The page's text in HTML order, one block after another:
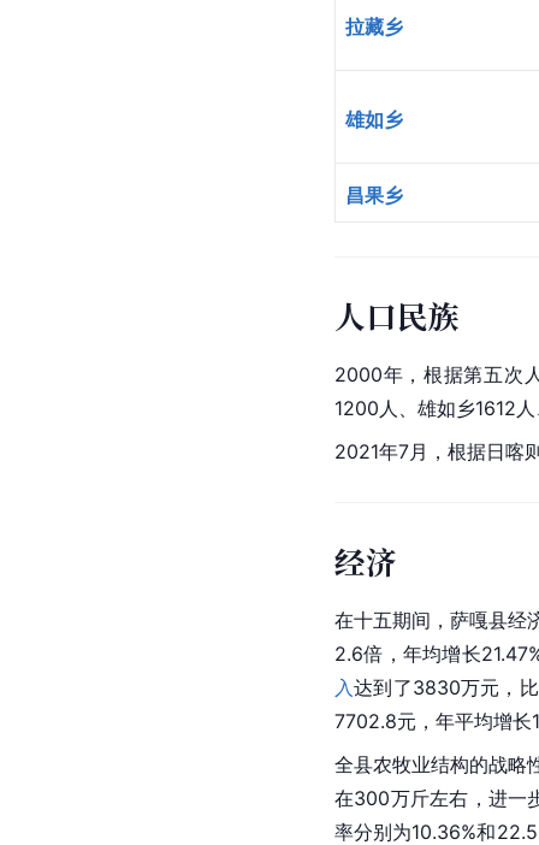
拉藏乡
雄如乡
昌果乡
人口民族
2000年，根据第五次
1200人、雄如乡1612
2021年7月，根据日喀
经济
在十五期间，萨嘎县经
2.6倍，年均增长
入达到了3830万元，
7702.8元，年平均增长
全县农牧业结构的战略
在300万斤左右，进一
率分别为10.36%和